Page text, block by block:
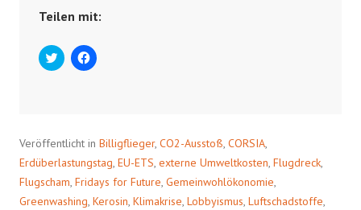
Teilen mit:
C
l
h
a
r
e
o
T
K
l
a
u
f
F
a
e
Veröffentlicht in Billigflieger, CO2-Ausstoß, CORSIA,
Erdüberlastungstag, EU-ETS, externe Umweltkosten, Flugdreck,
Flugscham, Fridays for Future, Gemeinwohlökonomie,
Greenwashing, Kerosin, Klimakrise, Lobbyismus, Luftschadstoffe,